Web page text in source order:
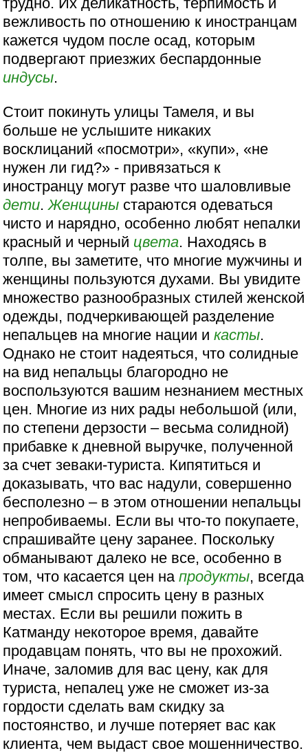
вежливость по отношению к иностранцам
кажется чудом после осад, которым
подвергают приезжих беспардонные
индусы.
Стоит покинуть улицы Тамеля, и вы
больше не услышите никаких
восклицаний «посмотри», «купи», «не
нужен ли гид?» - привязаться к
иностранцу могут разве что шаловливые
дети.Женщины стараются одеваться
чисто и нарядно, особенно любят непалки
красный и черный цвета. Находясь в
толпе, вы заметите, что многие мужчины и
женщины пользуются духами. Вы увидите
множество разнообразных стилей женской
одежды, подчеркивающей разделение
непальцев на многие нации икасты.
Однако не стоит надеяться, что солидные
на вид непальцы благородно не
воспользуются вашим незнанием местных
цен. Многие из них рады небольшой (или,
по степени дерзости – весьма солидной)
прибавке к дневной выручке, полученной
за счет зеваки-туриста. Кипятиться и
доказывать, что вас надули, совершенно
бесполезно – в этом отношении непальцы
непробиваемы. Если вы что-то покупаете,
спрашивайте цену заранее. Поскольку
обманывают далеко не все, особенно в
том, что касается цен напродукты, всегда
имеет смысл спросить цену в разных
местах. Если вы решили пожить в
Катманду некоторое время, давайте
продавцам понять, что вы не прохожий.
Иначе, заломив для вас цену, как для
туриста, непалец уже не сможет из-за
гордости сделать вам скидку за
постоянство, и лучше потеряет вас как
клиента, чем выдаст свое мошенничество.